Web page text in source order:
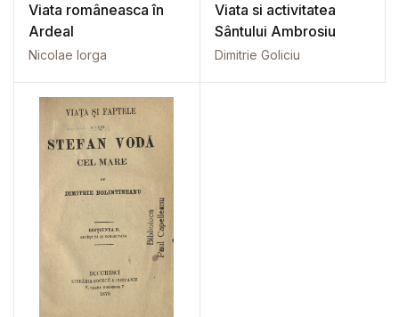
Viata româneasca în
Ardeal
Nicolae Iorga
Viata si activitatea
Sântului Ambrosiu
Dimitrie Goliciu